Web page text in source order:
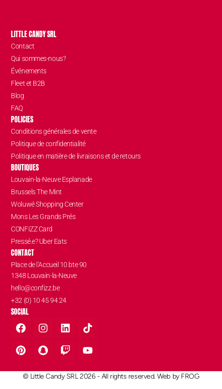
LITTLE CANDY SRL
Contact
Qui sommes-nous?
Événements
Fleet et B2B
Blog
FAQ
POLICIES
Conditions générales de vente
Politique de confidentialité
Politique en matière de livraisons et de retours
BOUTIQUES
Louvain-la-Neuve Esplanade
Brussels The Mint
Woluwé Shopping Center
Mons Les Grands Prés
CONFIZZ Card
Pressé.e? Uber Eats
CONTACT
Place de l’Accueil 10 bte 90
1348 Louvain-la-Neuve
hello@confizz.be
+32 (0) 10 45 94 24
SOCIAL
© Little Candy SRL 2026 - All rights reserved. Web by FROG